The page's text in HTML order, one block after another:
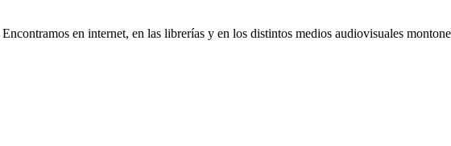
en internet, en las librerías y en los distintos medios audiovisuales